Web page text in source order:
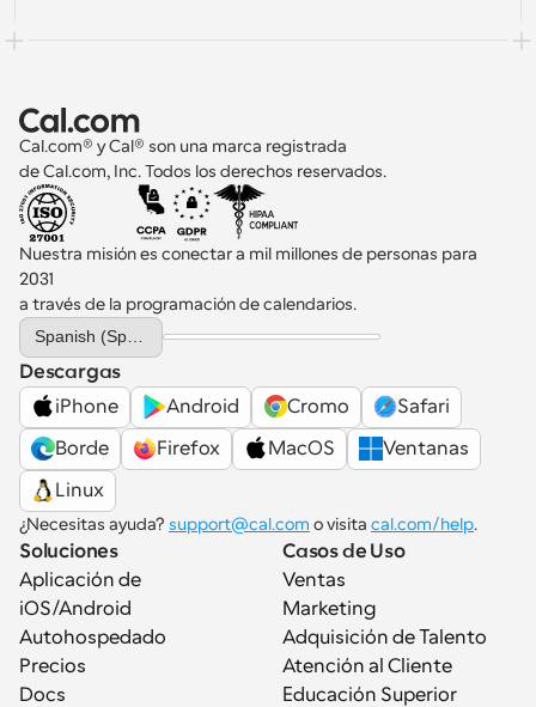
Cal.com® y Cal® son una marca registrada
de Cal.com, Inc. Todos los derechos reservados.
Nuestra misión es conectar a mil millones de personas para
2031
a través de la programación de calendarios.
Select Language
Spanish (Spain)
Descargas
iPhone
Android Cromo
Safari
Borde
Firefox MacOS
Ventanas
Linux
¿Necesitas ayuda? support@cal.com o visita cal.com/help.
Soluciones
Aplicación de
iOS/Android
Autohospedado
Precios
Docs
Casos de Uso
Ventas
Marketing
Adquisición de Talento
Atención al Cliente
Educación Superior